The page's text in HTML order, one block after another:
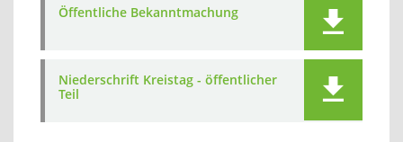
Öffentliche Bekanntmachung
Niederschrift Kreistag - öffentlicher
Teil